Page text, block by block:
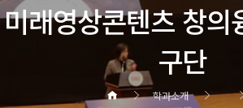
미래영상콘텐츠 창의
구단
학과소개